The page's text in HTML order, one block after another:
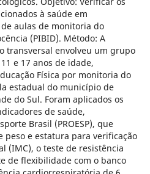
à saúde em
aulas de monitoria do
(PIBID). Método: A
transversal envolveu um grupo
e 17 anos de idade,
Física por monitoria do
estadual do município de
do Sul. Foram aplicados os
de saúde,
Brasil (PROESP), que
peso e estatura para verificação
(IMC), o teste de resistência
de flexibilidade com o banco